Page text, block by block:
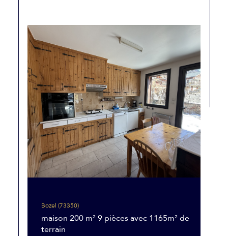
Bozel (73350)
maison 200 m² 9 pièces avec 1165m² de
terrain